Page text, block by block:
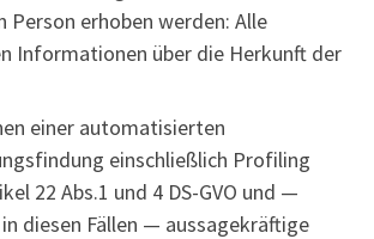
Person erhoben werden: Alle
Informationen über die Herkunft der
einer automatisierten
einschließlich Profiling
22 Abs.1 und 4 DS-GVO und —
diesen Fällen — aussagekräftige